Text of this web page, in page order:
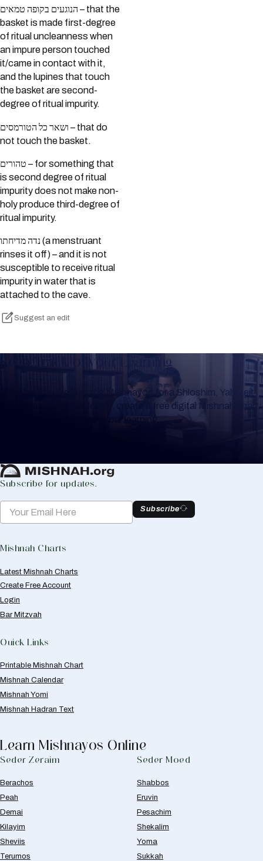
הנוגעים בקופה טמאים – that the
basket is made first-degree
of ritual uncleanness when
an impure person touched
it/came in contact with it,
and the lupines that touch
the basket are second-
degree of ritual impurity.
ושאר כל הטורמסים – that do
not touch the basket.
טהורים – for something that
is second degree of ritual
impurity does not make non-
holy produce third-degree of
ritual impurity.
נדה מדיחתו (a menstruant
rinses it off) – and it is not
susceptible to receive ritual
impurity in water that is
attached to the cave.
Suggest an edit
Keep Track of your Learning
Whether you are learning Mishnayos for a Shloshim, Yahrzeit
or for your own knowledge, create a free digital Mishnah chart
to help you keep track of your learning.
Subscribe for updates.
Subscribe
Mishnah Charts
Latest Mishnah Charts
Create Free Account
Login
Bar Mitzvah
Quick Links
Printable Mishnah Chart
Mishnah Calendar
Mishnah Yomi
Mishnah Hadran Text
Learn Mishnayos Online
Seder Zeraim
Berachos
Peah
Demai
Kilayim
Sheviis
Terumos
Seder Moed
Shabbos
Eruvin
Pesachim
Shekalim
Yoma
Sukkah